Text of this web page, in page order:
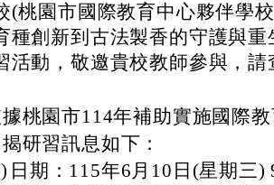
(桃園市國際教育中心夥伴學
種創新到古法製香的守護與
活動，敬邀貴校教師參與，請
桃園市114年補助實施國際
揭研習訊息如下：
日期：115年6月10日(星期三)